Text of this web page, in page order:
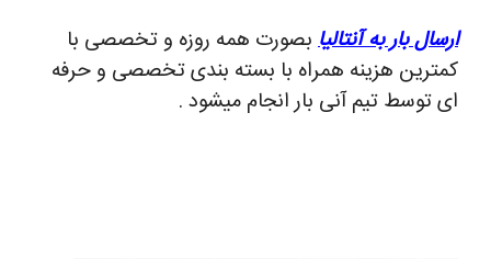
ارسال بار به آنتالیا بصورت همه روزه و تخصصی با
کمترین هزینه همراه با بسته بندی تخصصی و حرفه
ای توسط تیم آنی بار انجام میشود .